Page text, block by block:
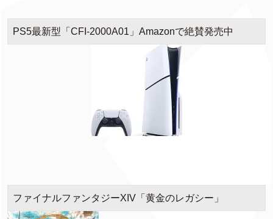
PS5最新型「CFI-2000A01」Amazonで絶賛発売中
ファイナルファンタジーXIV「黄金のレガシー」